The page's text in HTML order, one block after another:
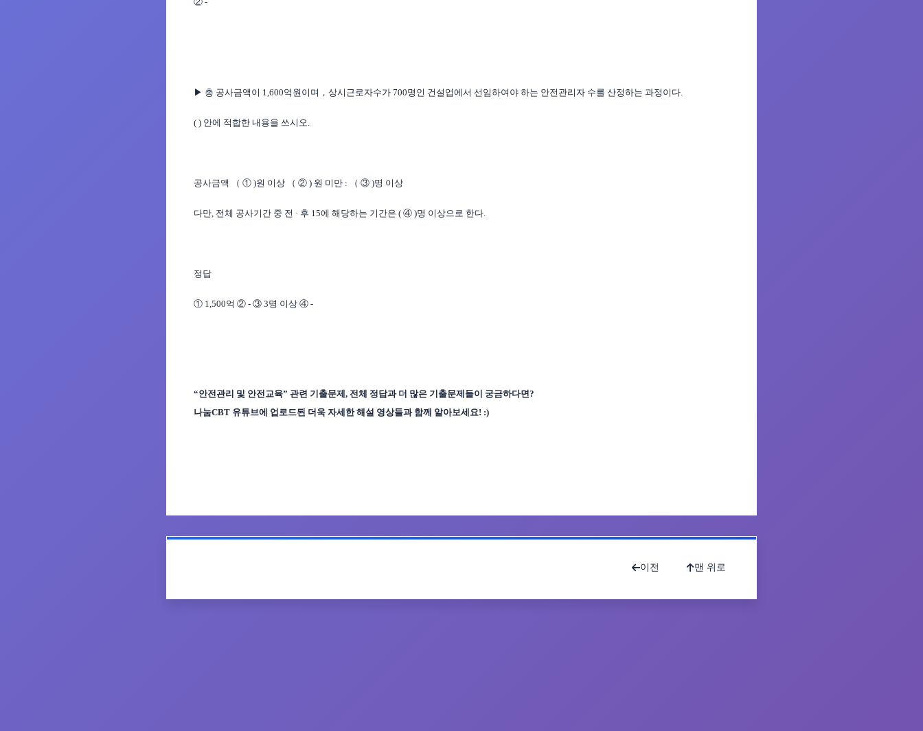
▶ 총 공사금액이 1,600억원이며，상시근로자수가 700명인 건설업에서 선임하여야 하는 안전관리자 수를 산정하는 과정이다.
( ) 안에 적합한 내용을 쓰시오.
공사금액 （ ① )원 이상 （ ② ) 원 미만 : （ ③ )명 이상
다만, 전체 공사기간 중 전 · 후 15에 해당하는 기간은 ( ④ )명 이상으로 한다.
정답
① 1,500억 ② - ③ 3명 이상 ④ -
“안전관리 및 안전교육” 관련 기출문제 , 전체 정답과 더 많은 기출문제들이 궁금하다면?
나눔CBT 유튜브에 업로드된 더욱 자세한 해설 영상들과 함께 알아보세요! :)
이전 맨 위로